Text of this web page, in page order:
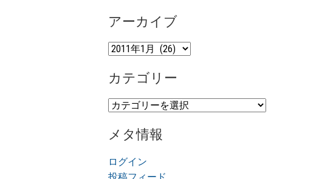
アーカイブ
ア
カ
ブ
カテゴリー
カ
ゴ
ー
メタ情報
ログイン